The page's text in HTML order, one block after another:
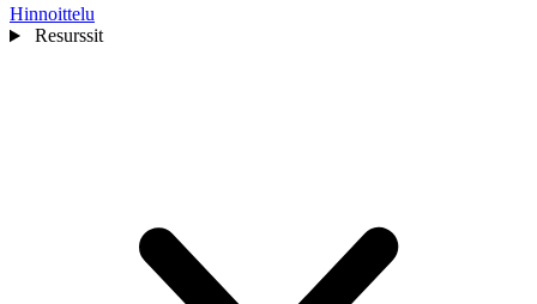
Hinnoittelu
Resurssit